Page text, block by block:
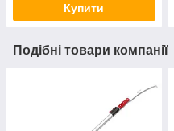
Купити
Подібні товари компанії